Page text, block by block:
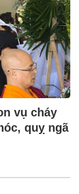
vụ cháy
quỵ ngã